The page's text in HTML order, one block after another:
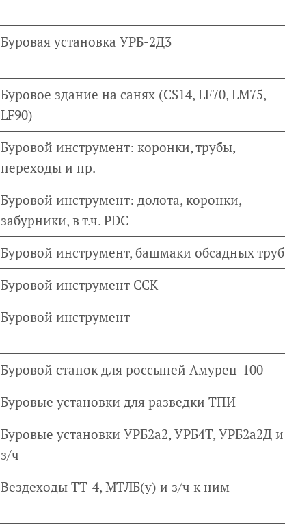
Буровая установка УРБ-2Д3
Буровое здание на санях (CS14, LF70, LM75,
LF90)
Буровой инструмент: коронки, трубы,
переходы и пр.
Буровой инструмент: долота, коронки,
забурники, в т.ч. PDC
Буровой инструмент, башмаки обсадных труб
Буровой инструмент ССК
Буровой инструмент
Буровой станок для россыпей Амурец-100
Буровые установки для разведки ТПИ
Буровые установки УРБ2а2, УРБ4Т, УРБ2а2Д и
з/ч
Вездеходы ТТ-4, МТЛБ(у) и з/ч к ним